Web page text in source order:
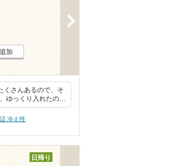
加
くさんあるので、そ
ゆっくり入れたの…
冷え性
日帰り